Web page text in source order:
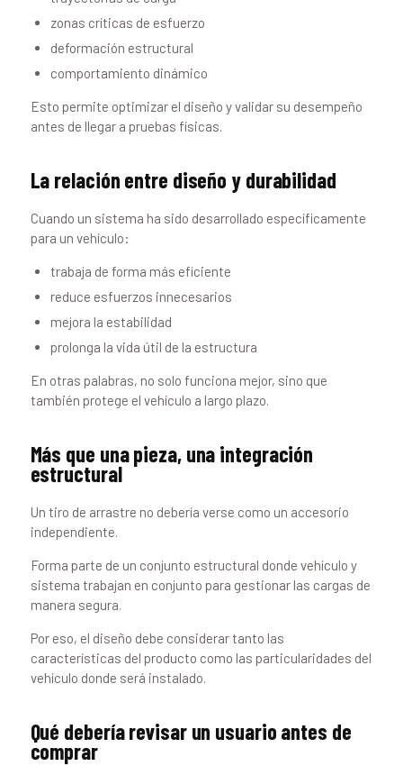
zonas críticas de esfuerzo
deformación estructural
comportamiento dinámico
Esto permite optimizar el diseño y validar su desempeño
antes de llegar a pruebas físicas.
La relación entre diseño y durabilidad
Cuando un sistema ha sido desarrollado específicamente
para un vehículo:
trabaja de forma más eficiente
reduce esfuerzos innecesarios
mejora la estabilidad
prolonga la vida útil de la estructura
En otras palabras, no solo funciona mejor, sino que
también protege el vehículo a largo plazo.
Más que una pieza, una integración
estructural
Un tiro de arrastre no debería verse como un accesorio
independiente.
Forma parte de un conjunto estructural donde vehículo y
sistema trabajan en conjunto para gestionar las cargas de
manera segura.
Por eso, el diseño debe considerar tanto las
características del producto como las particularidades del
vehículo donde será instalado.
Qué debería revisar un usuario antes de
comprar